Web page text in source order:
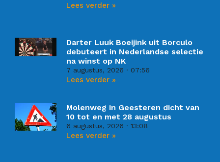
Lees verder »
Darter Luuk Boeijink uit Borculo
debuteert in Nederlandse selectie
na winst op NK
7 augustus, 2026 07:56
Lees verder »
Molenweg in Geesteren dicht van
10 tot en met 28 augustus
6 augustus, 2026 13:08
Lees verder »